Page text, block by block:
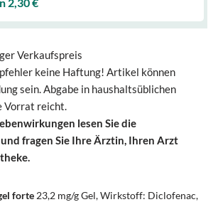
Verkaufspreis
keine Haftung! Artikel können
sein. Abgabe in haushaltsüblichen
Vorrat reicht.
lesen Sie die
fragen Sie Ihre Ärztin, Ihren Arzt
forte 23,2 mg/g Gel, Wirkstoff: Diclofenac,